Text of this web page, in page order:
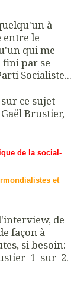
à
le
qui me
par se
Socialiste...
ce sujet
Brustier,
de la social-
et
de
façon à
si besoin: